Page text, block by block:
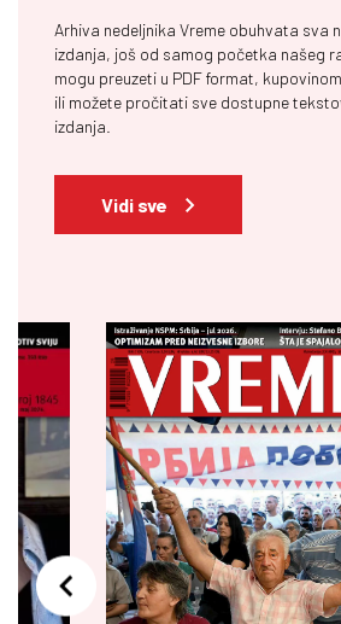
Arhiva nedeljnika Vreme obuhvata sva
izdanja, još od samog početka našeg
mogu preuzeti u PDF format,
ili možete pročitati sve dostupne
izdanja.
Vidi sve